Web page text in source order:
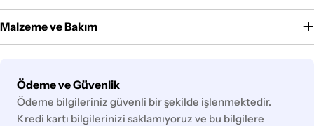
Malzeme ve Bakım
Ödeme ve Güvenlik
Ödeme
yöntemleri
Ödeme bilgileriniz güvenli bir şekilde işlenmektedir.
Kredi kartı bilgilerinizi saklamıyoruz ve bu bilgilere